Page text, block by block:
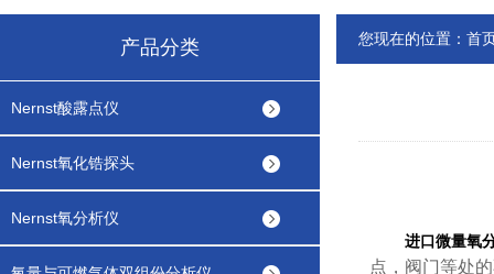
产品分类
Nernst酸露点仪
Nernst氧化锆探头
Nernst氧分析仪
您现在的位置： 首
进口微量氧
点，阀门等处